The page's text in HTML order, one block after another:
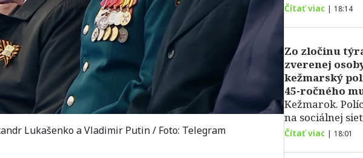
Lukašenko a Vladimir Putin / Foto: Telegram
Čítať viac | 18:14
Zo zločinu
zverenej
kežmarský
45-ročného
Kežmarok.
na sociálnej
Čítať viac | 18:01